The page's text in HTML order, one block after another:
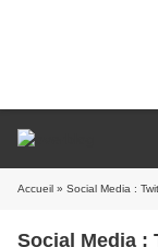
Accueil » Social Media :
Social Media :